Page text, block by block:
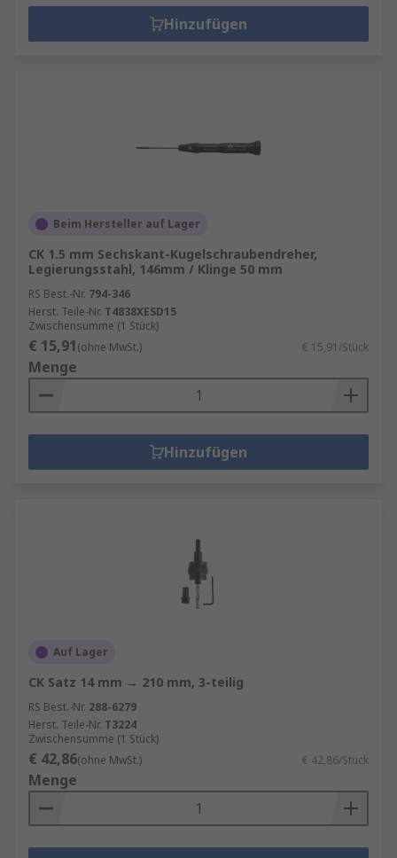
Hinzufügen
Beim Hersteller auf Lager
CK 1.5 mm Sechskant-Kugelschraubendreher,
Legierungsstahl, 146mm / Klinge 50 mm
RS Best.-Nr. 794-346
Herst. Teile-Nr. T4838XESD15
Zwischensumme (1 Stück)
€ 15,91(ohne MwSt.) € 15,91/Stück
Menge
Hinzufügen
Auf Lager
CK Satz 14 mm → 210 mm, 3-teilig
RS Best.-Nr. 288-6279
Herst. Teile-Nr. T3224
Zwischensumme (1 Stück)
€ 42,86(ohne MwSt.) € 42,86/Stück
Menge